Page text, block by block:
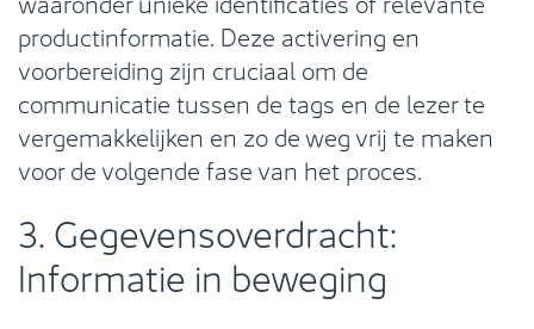
productinformatie. Deze activering en
voorbereiding zijn cruciaal om de
communicatie tussen de tags en de lezer te
vergemakkelijken en zo de weg vrij te maken
voor de volgende fase van het proces.
3. Gegevensoverdracht:
Informatie in beweging